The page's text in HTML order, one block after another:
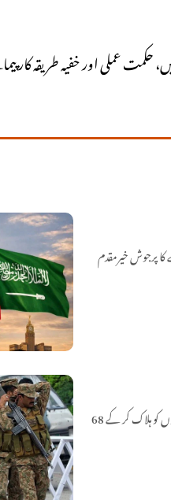
عملی اور خفیہ طریقہ کار
پرجوش خیرمقدم
سیکیورٹی فورسز نے بلوچستان کے علاقے کمبیلہ اور عاصم آباد میں آپریشن رَد الفتنہ 3 کے تحت فتنہ الہندوستان کے 3 دہشت گردوں کو ہلاک کر کے 68